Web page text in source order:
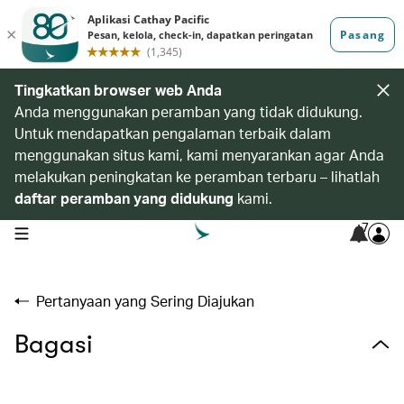
Tingkatkan browser web Anda
Anda menggunakan peramban yang tidak didukung.
Untuk mendapatkan pengalaman terbaik dalam
menggunakan situs kami, kami menyarankan agar Anda
melakukan peningkatan ke peramban terbaru – lihatlah
daftar peramban yang didukung kami.
open navigation menu 7
Pertanyaan yang Sering Diajukan
Bagasi